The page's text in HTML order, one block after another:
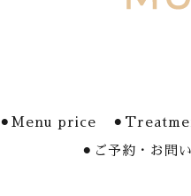
⚫︎Menu price
⚫︎ご予約・お問